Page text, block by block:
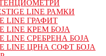
LINE РАМКИ
LINE ГРАФИТ
LINE КРЕМ БОЈА
LINE СРЕБРЕНА БОЈА
LINE ЦРНА СОФТ БОЈА